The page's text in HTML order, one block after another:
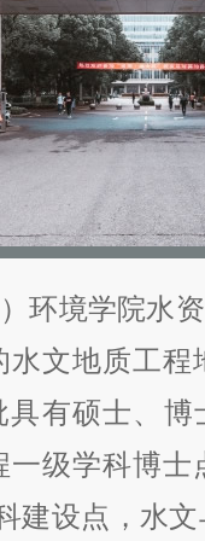
环境学院水
水文地质工
具有硕士、
一级学科博
建设点，水